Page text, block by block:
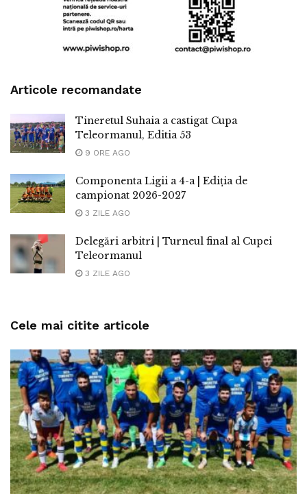
Articole recomandate
Tineretul Suhaia a castigat Cupa
Teleormanul, Editia 53
9 ORE AGO
Componenta Ligii a 4-a | Ediția de
campionat 2026-2027
3 ZILE AGO
Delegări arbitri | Turneul final al Cupei
Teleormanul
3 ZILE AGO
Cele mai citite articole